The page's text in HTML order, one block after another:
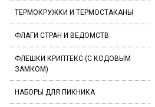
ТЕРМОКРУЖКИ И ТЕРМОСТАКАНЫ
ФЛАГИ СТРАН И ВЕДОМСТВ
ФЛЕШКИ КРИПТЕКС (С КОДОВЫМ
ЗАМКОМ)
НАБОРЫ ДЛЯ ПИКНИКА